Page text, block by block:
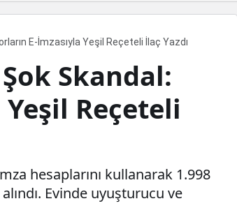
E-İmzasıyla Yeşil Reçeteli İlaç Yazdı
Skandal:
Reçeteli
hesaplarını kullanarak 1.998
Evinde uyuşturucu ve